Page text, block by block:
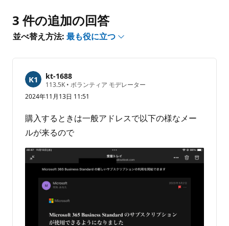
は
あ
り
せ
3 件の追加の回答
並べ替え方法: 最も役に立つ
kt-1688
113.5K 評
価
の
イ
ン
ト
• ボランティア モデレーター
2024年11月13日 11:51
購入するときは一般アドレスで以下の様なメー
ルが来るので